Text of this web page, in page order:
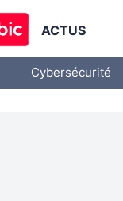
ACTUS
Cybersécurité